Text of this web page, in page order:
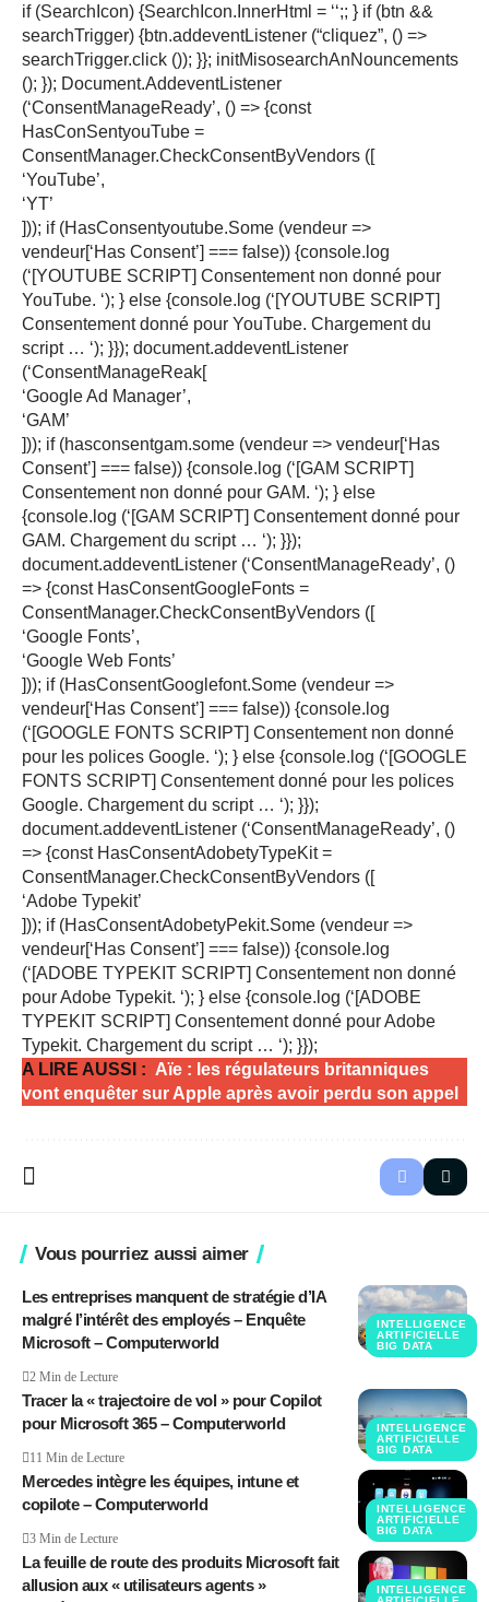
if (SearchIcon) {SearchIcon.InnerHtml = ‘‘;; } if (btn &&
searchTrigger) {btn.addeventListener (“cliquez”, () =>
searchTrigger.click ()); }}; initMisosearchAnNouncements
(); }); Document.AddeventListener
(‘ConsentManageReady’, () => {const
HasConSentyouTube =
ConsentManager.CheckConsentByVendors ([
‘YouTube’,
‘YT’
])); if (HasConsentyoutube.Some (vendeur =>
vendeur[‘Has Consent’] === false)) {console.log
(‘[YOUTUBE SCRIPT] Consentement non donné pour
YouTube. ‘); } else {console.log (‘[YOUTUBE SCRIPT]
Consentement donné pour YouTube. Chargement du
script … ‘); }}); document.addeventListener
(‘ConsentManageReak[
‘Google Ad Manager’,
‘GAM’
])); if (hasconsentgam.some (vendeur => vendeur[‘Has
Consent’] === false)) {console.log (‘[GAM SCRIPT]
Consentement non donné pour GAM. ‘); } else
{console.log (‘[GAM SCRIPT] Consentement donné pour
GAM. Chargement du script … ‘); }});
document.addeventListener (‘ConsentManageReady’, ()
=> {const HasConsentGoogleFonts =
ConsentManager.CheckConsentByVendors ([
‘Google Fonts’,
‘Google Web Fonts’
])); if (HasConsentGooglefont.Some (vendeur =>
vendeur[‘Has Consent’] === false)) {console.log
(‘[GOOGLE FONTS SCRIPT] Consentement non donné
pour les polices Google. ‘); } else {console.log (‘[GOOGLE
FONTS SCRIPT] Consentement donné pour les polices
Google. Chargement du script … ‘); }});
document.addeventListener (‘ConsentManageReady’, ()
=> {const HasConsentAdobetyTypeKit =
ConsentManager.CheckConsentByVendors ([
‘Adobe Typekit’
])); if (HasConsentAdobetyPekit.Some (vendeur =>
vendeur[‘Has Consent’] === false)) {console.log
(‘[ADOBE TYPEKIT SCRIPT] Consentement non donné
pour Adobe Typekit. ‘); } else {console.log (‘[ADOBE
TYPEKIT SCRIPT] Consentement donné pour Adobe
Typekit. Chargement du script … ‘); }});
A LIRE AUSSI : Aïe : les régulateurs britanniques
vont enquêter sur Apple après avoir perdu son appel
Vous pourriez aussi aimer
INTELLIGENCE
ARTIFICIELLE
BIG DATA
Les entreprises manquent de stratégie d’IA
malgré l’intérêt des employés – Enquête
Microsoft – Computerworld
2 Min de Lecture
INTELLIGENCE
ARTIFICIELLE
BIG DATA
Tracer la « trajectoire de vol » pour Copilot
pour Microsoft 365 – Computerworld
11 Min de Lecture
INTELLIGENCE
ARTIFICIELLE
BIG DATA
Mercedes intègre les équipes, intune et
copilote – Computerworld
3 Min de Lecture
INTELLIGENCE
La feuille de route des produits Microsoft fait
allusion aux « utilisateurs agents »